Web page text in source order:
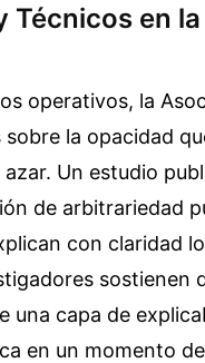
Técnicos en
operativos, la
la opacidad
Un estudio
de arbitrariedad
con claridad
sostienen
una capa de
en un momento